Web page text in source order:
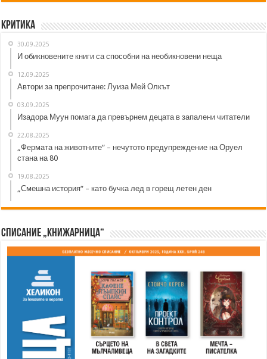
Критика
30.09.2025
И обикновените книги са способни на необикновени неща
12.09.2025
Автори за препрочитане: Луиза Мей Олкът
03.09.2025
Изадора Муун помага да превърнем децата в запалени читатели
22.08.2025
„Фермата на животните“ – нечутото предупреждение на Оруел
стана на 80
19.08.2025
„Смешна история“ – като бучка лед в горещ летен ден
Списание „Книжарница“